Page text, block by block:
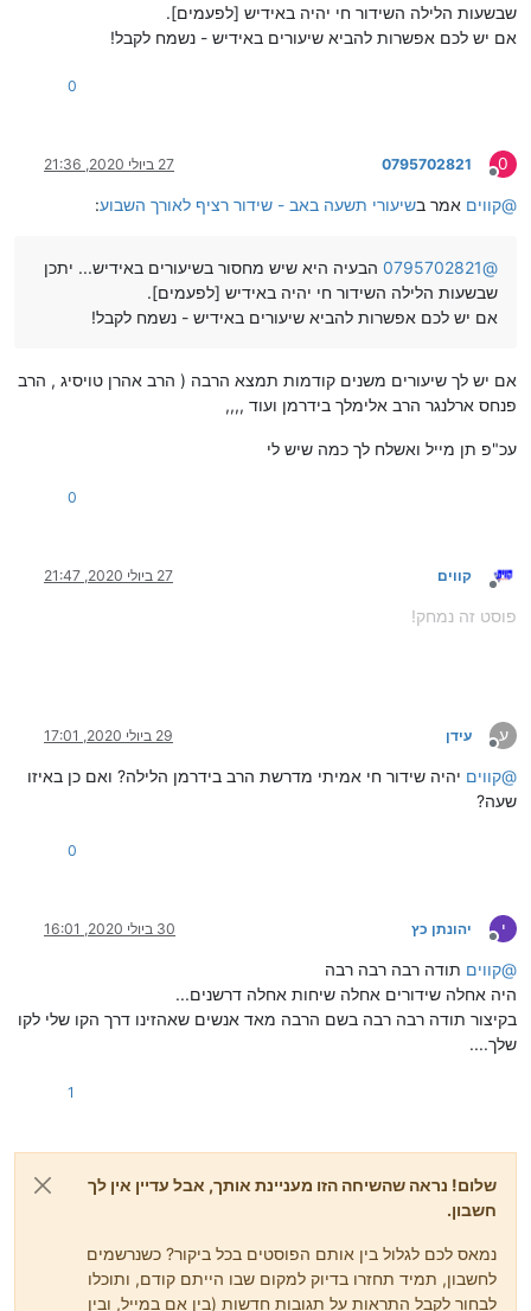
שבשעות הלילה השידור חי יהיה באידיש [לפעמים].
אם יש לכם אפשרות להביא שיעורים באידיש - נשמח לקבל!
0
0
מנותק
0795702821 27 ביולי 2020, 21:36
@קווים אמר בשיעורי תשעה באב - שידור רציף לאורך השבוע:
@
0795702821 הבעיה היא שיש מחסור בשיעורים באידיש... יתכן
שבשעות הלילה השידור חי יהיה באידיש [לפעמים].
אם יש לכם אפשרות להביא שיעורים באידיש - נשמח לקבל!
אם יש לך שיעורים משנים קודמות תמצא הרבה ( הרב אהרן טויסיג , הרב
פנחס ארלנגר הרב אלימלך בידרמן ועוד ,,,,
עכ"פ תן מייל ואשלח לך כמה שיש לי
0
מנותק
קווים 27 ביולי 2020, 21:47
פוסט זה נמחק!
ע
מנותק
עידן 29 ביולי 2020, 17:01
@קווים יהיה שידור חי אמיתי מדרשת הרב בידרמן הלילה? ואם כן באיזו
שעה?
0
י
מנותק
יהונתן כץ 30 ביולי 2020, 16:01
@קווים תודה רבה רבה רבה
היה אחלה שידורים אחלה שיחות אחלה דרשנים...
בקיצור תודה רבה רבה בשם הרבה מאד אנשים שאהזינו דרך הקו שלי לקו
שלך....
1
שלום! נראה שהשיחה הזו מעניינת אותך, אבל עדיין אין לך
חשבון.
נמאס לכם לגלול בין אותם הפוסטים בכל ביקור? כשנרשמים
לחשבון, תמיד תחזרו בדיוק למקום שבו הייתם קודם, ותוכלו
לבחור לקבל התראות על תגובות חדשות (בין אם במייל, ובין